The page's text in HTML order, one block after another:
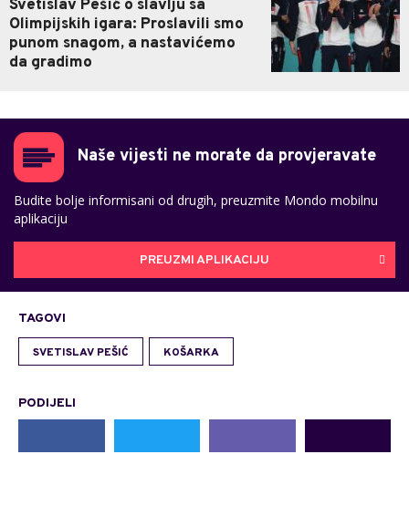
Svetislav Pešić o slavlju sa
Olimpijskih igara: Proslavili smo
punom snagom, a nastavićemo
da gradimo
Naše vijesti ne morate da provjeravate
Budite bolje informisani od drugih, preuzmite Mondo mobilnu
aplikaciju
PREUZMI APLIKACIJU
TAGOVI
SVETISLAV PEŠIĆ KOŠARKA
PODIJELI